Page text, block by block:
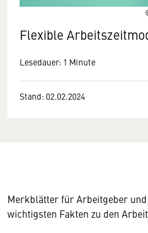
Flexible
Lesedauer: 1 Minute
Stand: 02.02.2024
Merkblätter für Arbeitgeber
wichtigsten Fakten zu den
Hier würden wir Ihnen
Inhalt anzeigen. Dafür